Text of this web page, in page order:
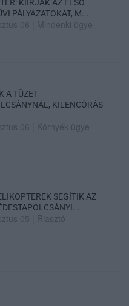
KIÍRJÁK AZ ELSŐ
PÁLYÁZATOKAT, M...
06 Mindenki ügye
A TÜZET
KILENCÓRÁS
06 Környék ügye
SEGÍTIK AZ
05 Riasztó